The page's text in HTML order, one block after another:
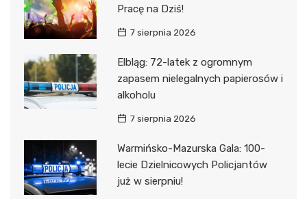
Pracę na Dziś!
7 sierpnia 2026
Elbląg: 72-latek z ogromnym
zapasem nielegalnych papierosów i
alkoholu
7 sierpnia 2026
Warmińsko-Mazurska Gala: 100-
lecie Dzielnicowych Policjantów
już w sierpniu!